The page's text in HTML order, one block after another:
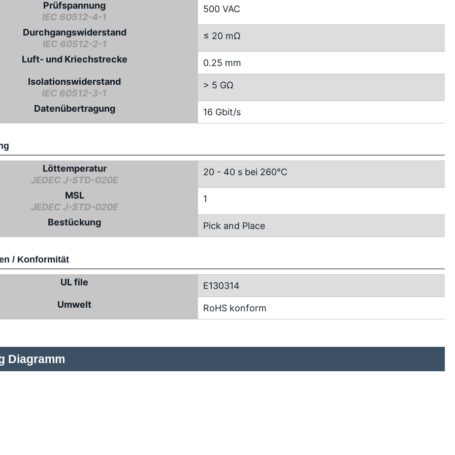
Prüfspannung
IEC 60512-4-1
500 VAC
Durchgangswiderstand
IEC 60512-2-1
≤ 20 mΩ
Luft- und Kriechstrecke
0.25 mm
Isolationswiderstand
IEC 60512-3-1
> 5 GΩ
Datenübertragung 16 Gbit/s
Löttemperatur
JEDEC J-STD-020E
20 - 40 s bei 260°C
MSL
JEDEC J-STD-020E
1
Bestückung Pick and Place
/ Konformität
UL file
E130314
Umwelt
RoHS konform
Diagramm